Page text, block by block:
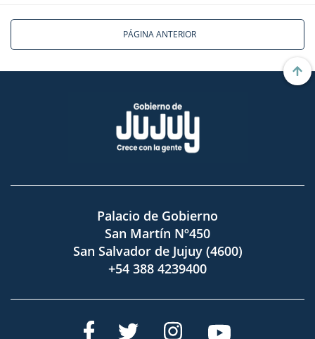
PÁGINA ANTERIOR
Palacio de Gobierno
San Martín Nº450
San Salvador de Jujuy (4600)
+54 388 4239400